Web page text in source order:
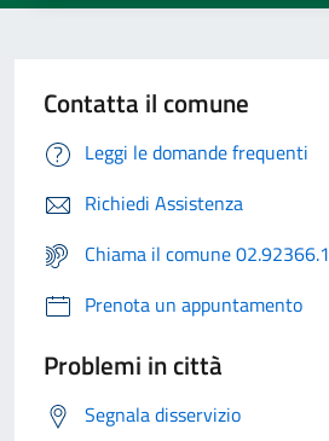
Contatta il comune
Leggi le domande frequenti
Richiedi Assistenza
Chiama il comune 02.92366.1
Prenota un appuntamento
Problemi in città
Segnala disservizio